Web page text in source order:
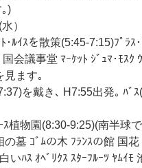
)
）
･ﾙｲｽを散策(5:45-7:15)ﾌﾟﾗｽ
会議事堂 ﾏｰｹｯﾄ ｼﾞｭﾏ･ﾓｽｸ
見ます｡
を戴き､ H7:55出発｡ ﾊﾞ
ｽ植物園(8:30-9:25)(南半球
の墓 ｺﾞﾑの木 ﾌﾗﾝｽの館 国花
いﾊｽ ｵﾍﾞﾘｸｽ ｽﾀｰﾌﾙｰﾂ ﾔﾑｲﾓ